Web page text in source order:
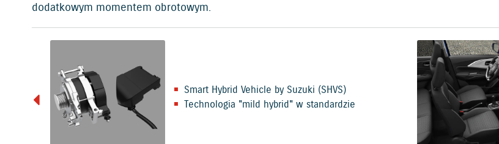
dodatkowym momentem obrotowym.
Smart Hybrid Vehicle by Suzuki (SHVS)
Technologia "mild hybrid" w standardzie